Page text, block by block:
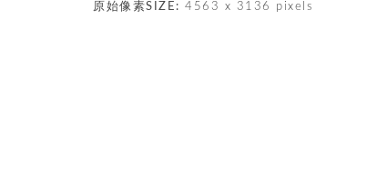
原始像素SIZE: 4563 x 3136 pixels